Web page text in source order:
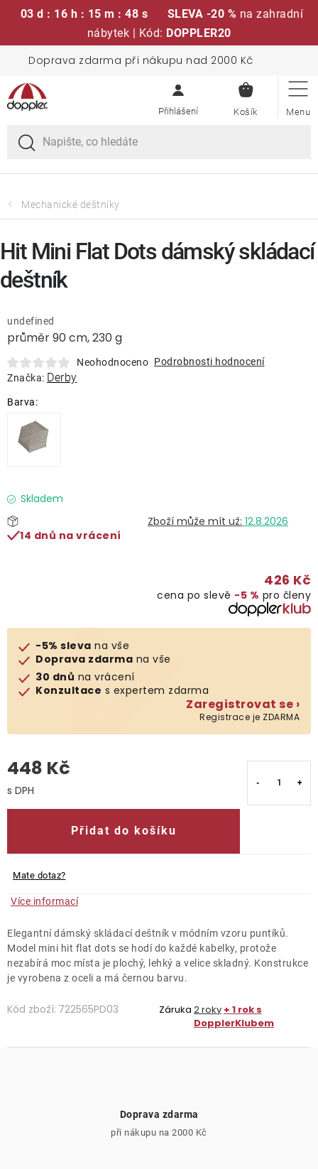
03 d : 16 h : 15 m : 48 s SLEVA -20 % na zahradní
nábytek | Kód: DOPPLER20
obsah
Doprava zdarma při nákupu nad 2000 Kč
KOŠÍK
Sedací soupravy
Slunečníky
Křesla a židle
Lavice a houpačky
Lehátka
Doplňky
Kolekce
Prodávané značky
Naše katalogy
O nás
Kontakty
Mechanické deštníky
průměr 90 cm, 230 g
undefined
Neohodnoceno Podrobnosti hodnocení
Značka: Derby
Skladem
12.8.2026
14 dnů na vrácení
426 Kč
cena po slevě −5 % pro členy
-5% sleva na vše
Doprava zdarma na vše
30 dnů na vrácení
Konzultace s expertem zdarma
Zaregistrovat se ›
Registrace je ZDARMA
448 Kč
Přidat do košíku
Mate dotaz?
Více informací
Elegantní dámský skládací deštník v módním vzoru puntíků.
Model mini hit flat dots se hodí do každé kabelky, protože
nezabírá moc místa je plochý, lehký a velice skladný. Konstrukce
je vyrobena z oceli a má černou barvu.
Kód zboží: 722565PD03 Záruka 2 roky + 1 rok s
DopplerKlubem
Hit Mini Flat Dots dámský skládací
deštník
Doprava zdarma
při nákupu na 2000 Kč